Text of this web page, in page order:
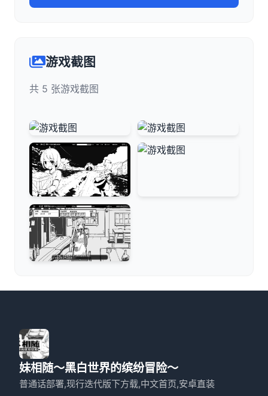
游戏截图
共 5 张游戏截图
妹相随～黑白世界的缤纷冒险～
普通话部署,现行迭代版下方载,中文首页,安卓直装